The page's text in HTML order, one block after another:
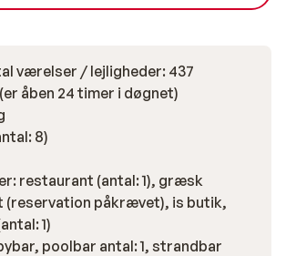
værelser / lejligheder: 437
åben 24 timer i døgnet)
8)
restaurant (antal: 1), græsk
(reservation påkrævet), is butik,
1)
poolbar antal: 1, strandbar